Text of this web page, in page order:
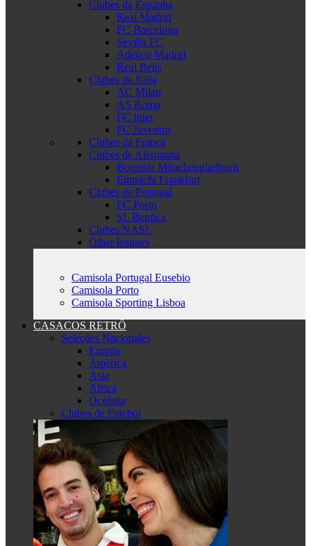
Clubes da Espanha
Real Madrid
FC Barcelona
Sevilla FC
Atletico Madrid
Real Betis
Clubes da Italia
AC Milan
AS Roma
FC Inter
FC Juventus
Clubes da França
Clubes de Alemanha
Borussia Mönchengladbach
Eintracht Frankfurt
Clubes da Portugal
FC Porto
SL Benfica
Clubes NASL
Other leagues
Camisola Portugal Eusebio
Camisola Porto
Camisola Sporting Lisboa
CASACOS RETRÔ
Seleções Nacionales
Europa
America
Asia
Africa
Oceânia
Clubes de Futebol